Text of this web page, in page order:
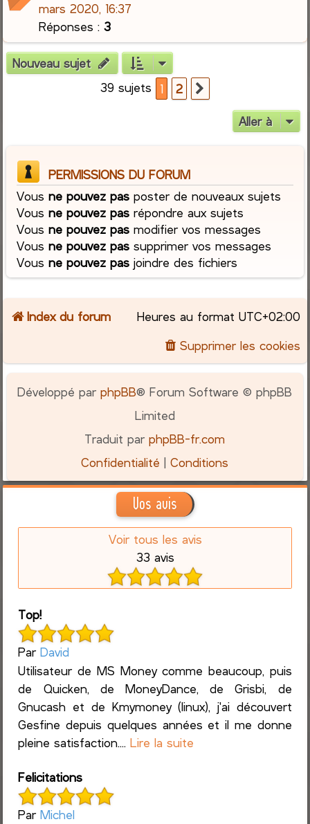
mars 2020, 16:37
Réponses :3
Nouveau sujet
39 sujets
1 2
Aller à
PERMISSIONS DU FORUM
Vousne pouvez pas poster de nouveaux sujets
Vousne pouvez pas répondre aux sujets
Vousne pouvez pas modifier vos messages
Vousne pouvez pas supprimer vos messages
Vousne pouvez pas joindre des fichiers
Index du forum Heures au format UTC+02:00
Supprimer les cookies
Développé parphpBB® Forum Software © phpBB
Limited
Traduit parphpBB-fr.com
Confidentialité |Conditions
Vos avis
Voir tous les avis
33 avis
Top!
ParDavid
Utilisateur de MS Money comme beaucoup, puis
de Quicken, de MoneyDance, de Grisbi, de
Gnucash et de Kmymoney (linux), j'ai découvert
Gesfine depuis quelques années et il me donne
pleine satisfaction....Lire la suite
Felicitations
ParMichel